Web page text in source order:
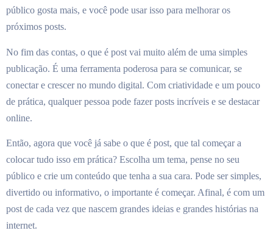
público gosta mais, e você pode usar isso para melhorar os
próximos posts.
No fim das contas, o que é post vai muito além de uma simples
publicação. É uma ferramenta poderosa para se comunicar, se
conectar e crescer no mundo digital. Com criatividade e um pouco
de prática, qualquer pessoa pode fazer posts incríveis e se destacar
online.
Então, agora que você já sabe o que é post, que tal começar a
colocar tudo isso em prática? Escolha um tema, pense no seu
público e crie um conteúdo que tenha a sua cara. Pode ser simples,
divertido ou informativo, o importante é começar. Afinal, é com um
post de cada vez que nascem grandes ideias e grandes histórias na
internet.